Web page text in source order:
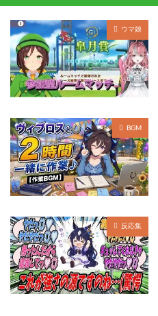
ウマ娘
BGM
反応集